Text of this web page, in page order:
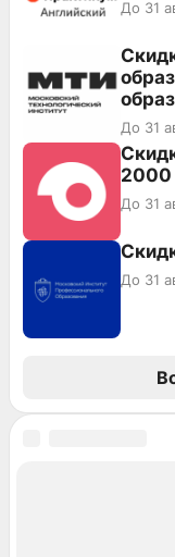
До 31
До 31
2000
До 31
До 31